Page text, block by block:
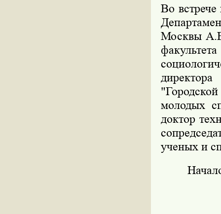
Во встрече
Москвы
молодых
доктор
ученых и